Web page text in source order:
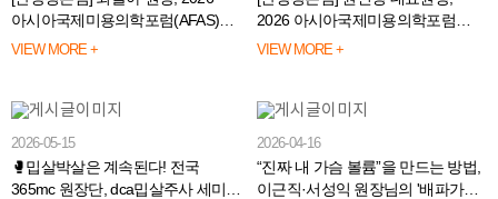
아시아국제미용의학포럼(AFAS)
강연 진행🔔
VIEW MORE +
2026 아시아국제미용의학포럼
(AFAS) 학술대회 좌장 및 강연 진행
VIEW MORE +
2026-05-15
🥊밉살박살은 계속된다! 전국
365mc 원장단, dca밉살주사 세미나
2026-04-16
“진짜 내 가슴 볼륨”을 만드는 방법,
이근직·서성익 원장님의 '배파가리'